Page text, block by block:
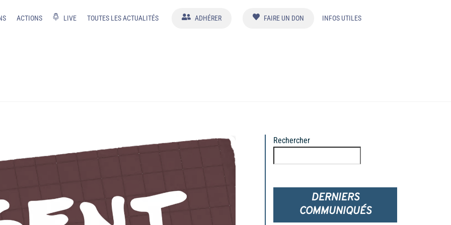
ACTIONS LIVE TOUTES LES ACTUALITÉS ADHÉRER FAIRE UN DON INFOS UTILES
Rechercher
DERNIERS
COMMUNIQUÉS